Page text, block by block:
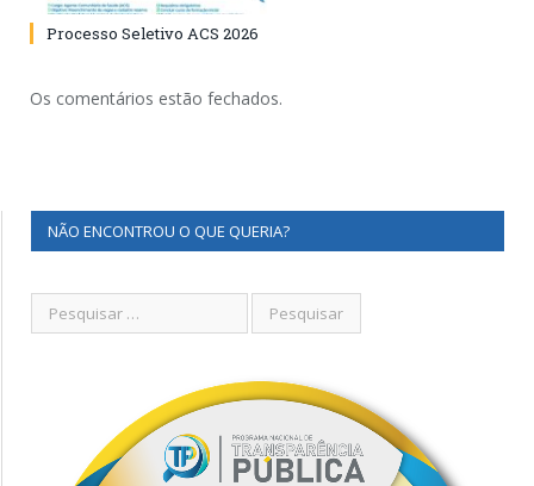
Processo Seletivo ACS 2026
Os comentários estão fechados.
NÃO ENCONTROU O QUE QUERIA?